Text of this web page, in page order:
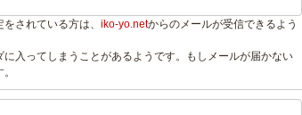
されている方は、 iko-yo.netからのメールが受信できるよう
入ってしまうことがあるようです。もしメールが届かない